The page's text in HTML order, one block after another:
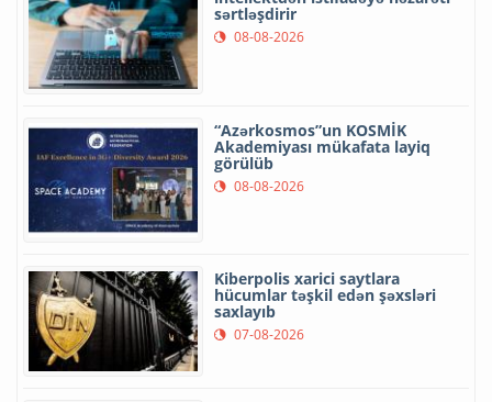
sərtləşdirir
08-08-2026
“Azərkosmos”un KOSMİK
Akademiyası mükafata layiq
görülüb
08-08-2026
Kiberpolis xarici saytlara
hücumlar təşkil edən şəxsləri
saxlayıb
07-08-2026